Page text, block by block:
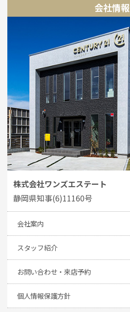
会社情報
株式会社ワンズエステート
静岡県知事(6)11160号
会社案内
スタッフ紹介
お問い合わせ・来店予約
個人情報保護方針